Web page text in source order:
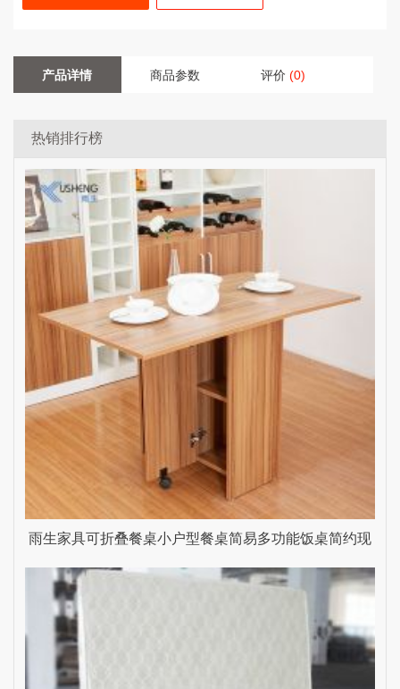
产品详情 商品参数 评价(0)
热销排行榜
雨生家具可折叠餐桌小户型餐桌简易多功能饭桌简约现
代折叠桌餐厅 深柚木